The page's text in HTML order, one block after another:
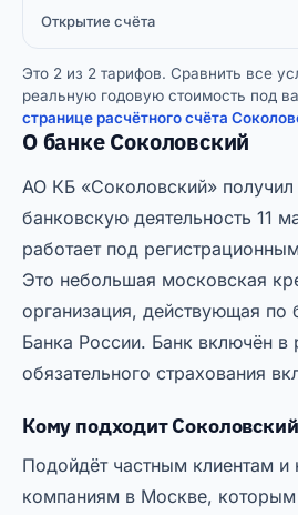
Это 2 из 2 тарифов. Сравнить все
реальную годовую стоимость под
странице расчётного счёта
О банке Соколовский
АО КБ «Соколовский» получил
банковскую деятельность 11
работает под
Это небольшая московская
организация, действующая по
Банка России. Банк включён в
обязательного страхования
Кому подходит Соколовский
Подойдёт частным клиентам
компаниям в Москве, которым